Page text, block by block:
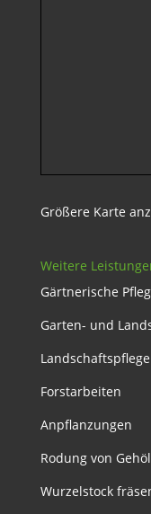
Größere Karte
Weitere
Gärtnerische
Garten- und
Landschaftspflege
Forstarbeiten
Anpflanzungen
Rodung von
Wurzelstock